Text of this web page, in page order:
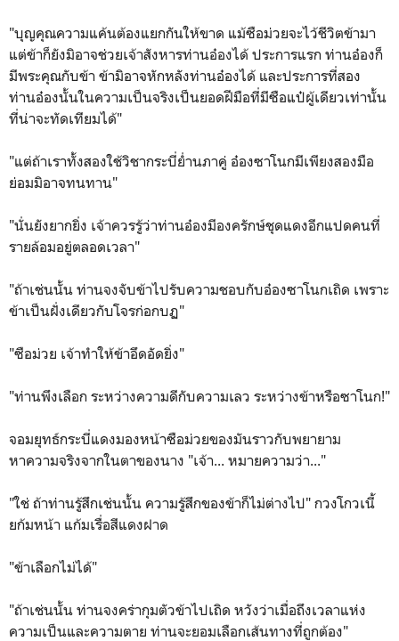
"บุญคุณความแค้นต้องแยกกันให้ขาด แม้ซือม่วยจะไว้ชีวิตข้ามา
แต่ข้าก็ยังมิอาจช่วยเจ้าสังหารท่านอ๋องได้ ประการแรก ท่านอ๋องก็
มีพระคุณกับข้า ข้ามิอาจหักหลังท่านอ๋องได้ และประการที่สอง
ท่านอ๋องนั้นในความเป็นจริงเป็นยอดฝีมือที่มีซือแป๋ผู้เดียวเท่านั้น
ที่น่าจะทัดเทียมได้"
"แต่ถ้าเราทั้งสองใช้วิชากระบี่ย่ำนภาคู่ อ๋องซาโนกมีเพียงสองมือ
ย่อมมิอาจทนทาน"
"นั่นยังยากยิ่ง เจ้าควรรู้ว่าท่านอ๋องมีองครักษ์ชุดแดงอีกแปดคนที่
รายล้อมอยู่ตลอดเวลา"
"ถ้าเช่นนั้น ท่านจงจับข้าไปรับความชอบกับอ๋องซาโนกเถิด เพราะ
ข้าเป็นฝั่งเดียวกับโจรก่อกบฏ"
"ซือม่วย เจ้าทำให้ข้าอึดอัดยิ่ง"
"ท่านพึงเลือก ระหว่างความดีกับความเลว ระหว่างข้าหรือซาโนก!"
จอมยุทธ์กระบี่แดงมองหน้าซือม่วยของมันราวกับพยายาม
หาความจริงจากในตาของนาง "เจ้า... หมายความว่า..."
"ใช่ ถ้าท่านรู้สึกเช่นนั้น ความรู้สึกของข้าก็ไม่ต่างไป" กวงโกวเนี้
ยก้มหน้า แก้มเรื่อสีแดงฝาด
"ข้าเลือกไม่ได้"
"ถ้าเช่นนั้น ท่านจงคร่ากุมตัวข้าไปเถิด หวังว่าเมื่อถึงเวลาแห่ง
ความเป็นและความตาย ท่านจะยอมเลือกเส้นทางที่ถูกต้อง"